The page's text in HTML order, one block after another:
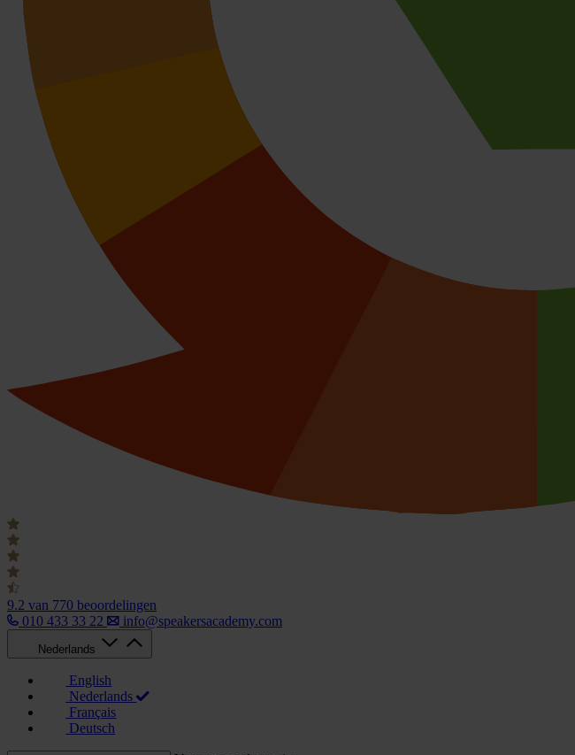
9.2 van 770 beoordelingen
010 433 33 22
info@speakersacademy.com
Nederlands
English
Nederlands
Français
Deutsch